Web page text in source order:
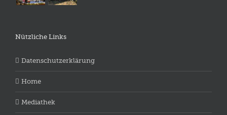
Nützliche Links
Datenschutzerklärung
Home
Mediathek